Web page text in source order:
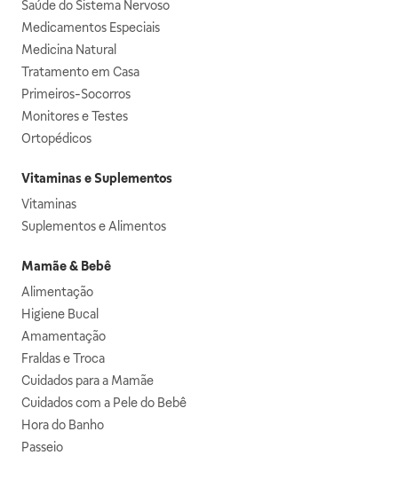
Saúde do Sistema Nervoso
Medicamentos Especiais
Medicina Natural
Tratamento em Casa
Primeiros-Socorros
Monitores e Testes
Ortopédicos
Vitaminas e Suplementos
Vitaminas
Suplementos e Alimentos
Mamãe & Bebê
Alimentação
Higiene Bucal
Amamentação
Fraldas e Troca
Cuidados para a Mamãe
Cuidados com a Pele do Bebê
Hora do Banho
Passeio